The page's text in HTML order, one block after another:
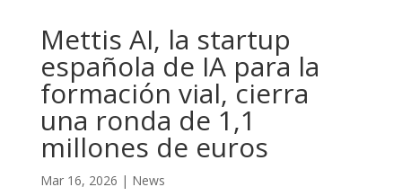
Mettis AI, la startup
española de IA para la
formación vial, cierra
una ronda de 1,1
millones de euros
Mar 16, 2026 | News